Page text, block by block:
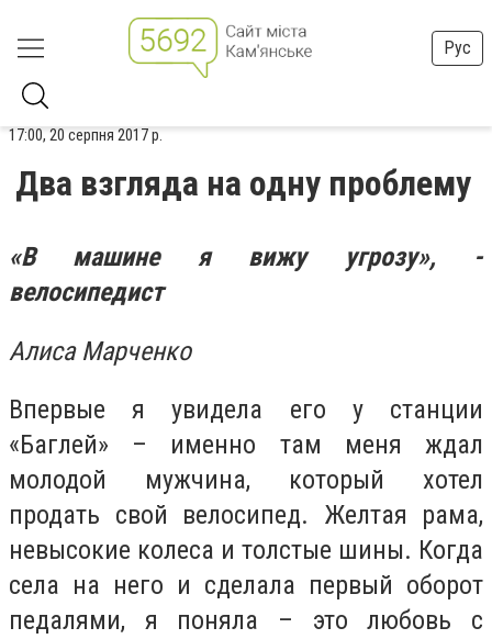
Рус
17:00, 20 серпня 2017 р.
Два взгляда на одну проблему
«В машине я вижу угрозу», -
велосипедист
Алиса Марченко
Впервые я увидела его у станции
«Баглей» – именно там меня ждал
молодой мужчина, который хотел
продать свой велосипед. Желтая рама,
невысокие колеса и толстые шины. Когда
села на него и сделала первый оборот
педалями, я поняла – это любовь с